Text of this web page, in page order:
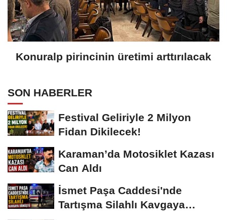
Konuralp pirincinin üretimi arttırılacak
SON HABERLER
Festival Geliriyle 2 Milyon
Fidan Dikilecek!
Karaman’da Motosiklet Kazası
Can Aldı
İsmet Paşa Caddesi'nde
Tartışma Silahlı Kavgaya